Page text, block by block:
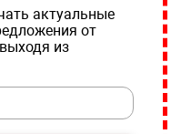
актуальные
от
из